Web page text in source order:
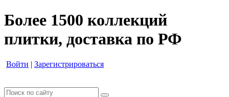
Более 1500 коллекций
плитки, доставка по РФ
Войти | Зарегистрироваться